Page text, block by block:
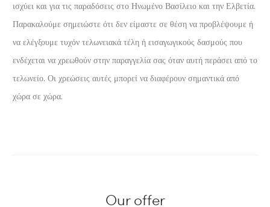
ισχύει και για τις παραδόσεις στο Ηνωμένο Βασίλειο και την Ελβετία.
Παρακαλούμε σημειώστε ότι δεν είμαστε σε θέση να προβλέψουμε ή
να ελέγξουμε τυχόν τελωνειακά τέλη ή εισαγωγικούς δασμούς που
ενδέχεται να χρεωθούν στην παραγγελία σας όταν αυτή περάσει από το
τελωνείο. Οι χρεώσεις αυτές μπορεί να διαφέρουν σημαντικά από
χώρα σε χώρα.
Our offer